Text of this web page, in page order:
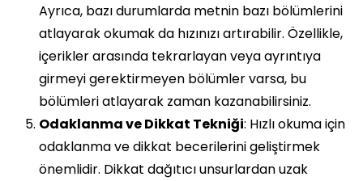
Ayrıca, bazı durumlarda metnin bazı bölümlerini
atlayarak okumak da hızınızı artırabilir. Özellikle,
içerikler arasında tekrarlayan veya ayrıntıya
girmeyi gerektirmeyen bölümler varsa, bu
bölümleri atlayarak zaman kazanabilirsiniz.
Odaklanma ve Dikkat Tekniği: Hızlı okuma için
odaklanma ve dikkat becerilerini geliştirmek
önemlidir. Dikkat dağıtıcı unsurlardan uzak